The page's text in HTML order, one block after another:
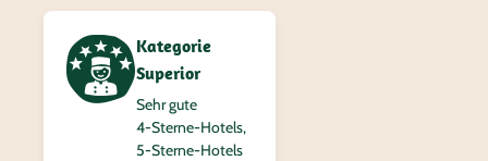
Kategorie
Superior
Sehr gute
4‑Sterne-Hotels,
5‑Sterne-Hotels